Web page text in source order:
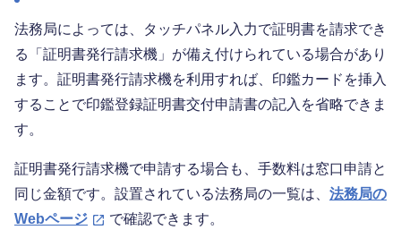
法務局によっては、タッチパネル入力で証明書を請求でき
る「証明書発行請求機」が備え付けられている場合があり
ます。証明書発行請求機を利用すれば、印鑑カードを挿入
することで印鑑登録証明書交付申請書の記入を省略できま
す。
証明書発行請求機で申請する場合も、手数料は窓口申請と
同じ金額です。設置されている法務局の一覧は、 法務局の
Webページ
で確認できます。